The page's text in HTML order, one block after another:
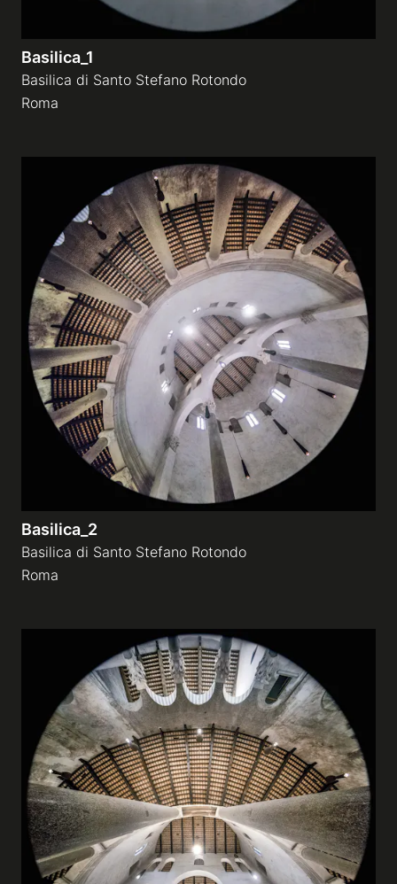
Basilica_1
Basilica di Santo Stefano Rotondo
Roma
Basilica_2
Basilica di Santo Stefano Rotondo
Roma